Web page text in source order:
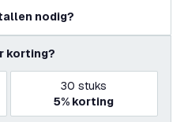
nodig?
korting?
30 stuks
5% korting